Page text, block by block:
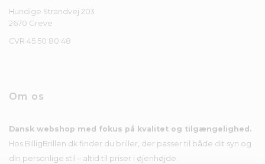
Hundige Strandvej 203
2670 Greve
CVR 45 50 80 48
Om os
Dansk webshop med fokus på kvalitet og tilgængelighed.
Hos BilligBrillen.dk finder du briller, der passer til både dit syn og
din personlige stil – altid til priser i øjenhøjde.